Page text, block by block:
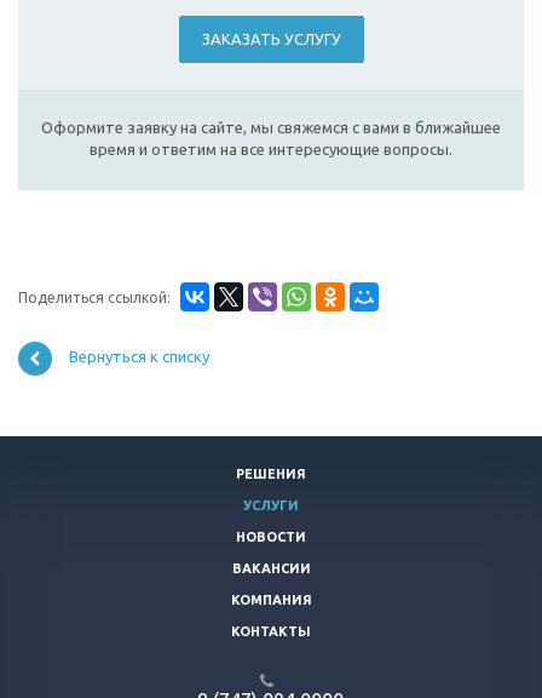
ЗАКАЗАТЬ УСЛУГУ
Оформите заявку на сайте, мы свяжемся с вами в ближайшее
время и ответим на все интересующие вопросы.
Поделиться ссылкой:
Вернуться к списку
РЕШЕНИЯ
УСЛУГИ
НОВОСТИ
ВАКАНСИИ
КОМПАНИЯ
КОНТАКТЫ